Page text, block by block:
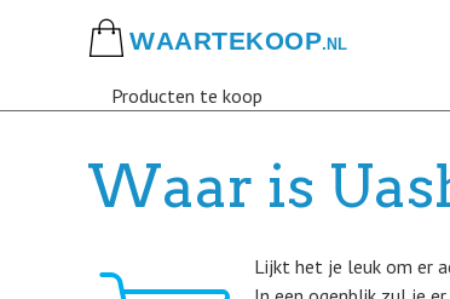
Producten te koop
Waar is
Lijkt het je leuk om er